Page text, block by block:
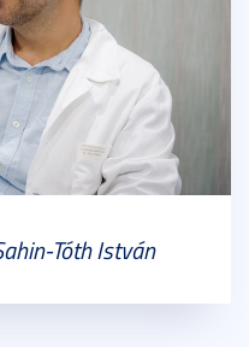
Tóth István